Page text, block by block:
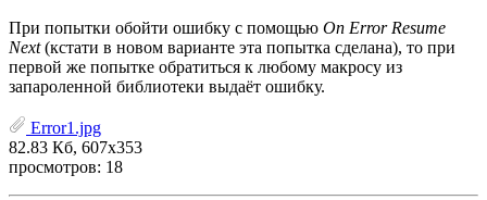
При попытки обойти ошибку с помощью On Error Resume
Next(кстати в новом варианте эта попытка сделана), то при
первой же попытке обратиться к любому макросу из
запароленной библиотеки выдаёт ошибку.
Error1.jpg
82.83 Кб, 607x353
просмотров: 18